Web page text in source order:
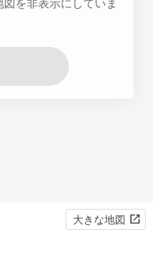
を非表示にしていま
大きな地図